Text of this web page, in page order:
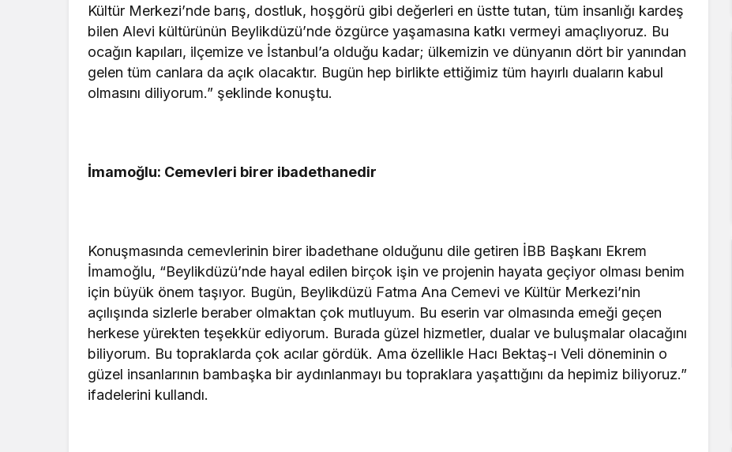
Kültür Merkezi’nde barış, dostluk, hoşgörü gibi değerleri en üstte tutan, tüm insanlığı kardeş
bilen Alevi kültürünün Beylikdüzü’nde özgürce yaşamasına katkı vermeyi amaçlıyoruz. Bu
ocağın kapıları, ilçemize ve İstanbul’a olduğu kadar; ülkemizin ve dünyanın dört bir yanından
gelen tüm canlara da açık olacaktır. Bugün hep birlikte ettiğimiz tüm hayırlı duaların kabul
olmasını diliyorum.” şeklinde konuştu.
İmamoğlu: Cemevleri birer ibadethanedir
Konuşmasında cemevlerinin birer ibadethane olduğunu dile getiren İBB Başkanı Ekrem
İmamoğlu, “Beylikdüzü’nde hayal edilen birçok işin ve projenin hayata geçiyor olması benim
için büyük önem taşıyor. Bugün, Beylikdüzü Fatma Ana Cemevi ve Kültür Merkezi’nin
açılışında sizlerle beraber olmaktan çok mutluyum. Bu eserin var olmasında emeği geçen
herkese yürekten teşekkür ediyorum. Burada güzel hizmetler, dualar ve buluşmalar olacağını
biliyorum. Bu topraklarda çok acılar gördük. Ama özellikle Hacı Bektaş-ı Veli döneminin o
güzel insanlarının bambaşka bir aydınlanmayı bu topraklara yaşattığını da hepimiz biliyoruz.”
ifadelerini kullandı.